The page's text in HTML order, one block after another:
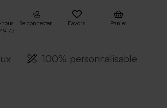
77
Se connecter Favoris Panier
100% personnalisable